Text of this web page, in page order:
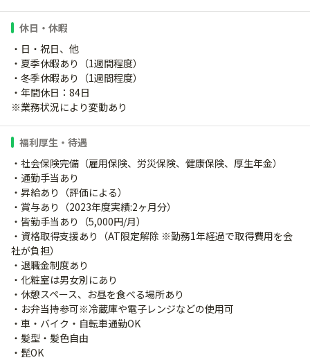
休日・休暇
・日・祝日、他
・夏季休暇あり（1週間程度）
・冬季休暇あり（1週間程度）
・年間休日：84日
※業務状況により変動あり
福利厚生・待遇
・社会保険完備（雇用保険、労災保険、健康保険、厚生年金）
・通勤手当あり
・昇給あり（評価による）
・賞与あり（2023年度実績:2ヶ月分）
・皆勤手当あり（5,000円/月）
・資格取得支援あり（AT限定解除 ※勤務1年経過で取得費用を会
社が負担）
・退職金制度あり
・化粧室は男女別にあり
・休憩スペース、お昼を食べる場所あり
・お弁当持参可※冷蔵庫や電子レンジなどの使用可
・車・バイク・自転車通勤OK
・髪型・髪色自由
・髭OK